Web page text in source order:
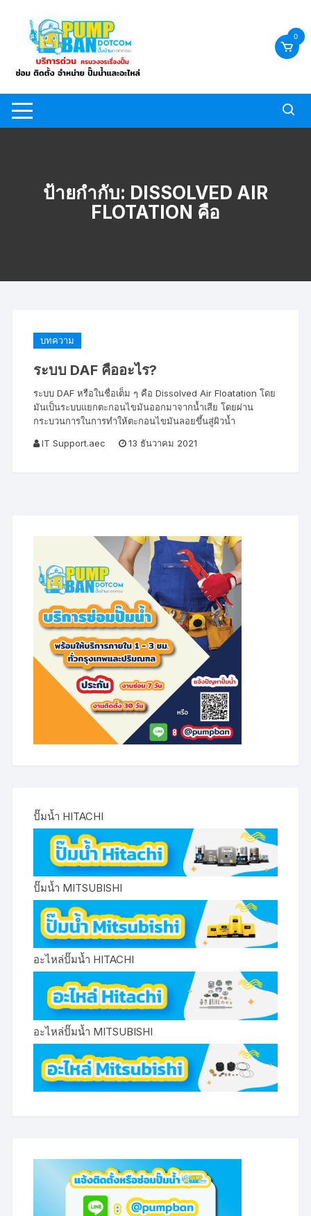
content
0
ป้ายกำกับ: DISSOLVED AIR
FLOTATION คือ
บทความ
ระบบ DAF คืออะไร?
ระบบ DAF หรือในชื่อเต็ม ๆ คือ Dissolved Air Floatation โดย
มันเป็นระบบแยกตะกอนไขมันออกมาจากน้ำเสีย โดยผ่าน
กระบวนการในการทำให้ตะกอนไขมันลอยขึ้นสู่ผิวน้ำ
IT Support.aec
13 ธันวาคม 2021
ปั๊มน้ำ HITACHI
ปั๊มน้ำ MITSUBISHI
อะไหล่ปั๊มน้ำ HITACHI
อะไหล่ปั๊มน้ำ MITSUBISHI